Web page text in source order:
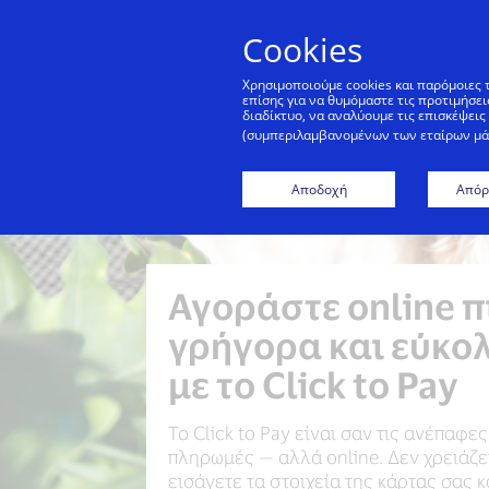
Αγοράστε online
γρήγορα και
με το Click to Pay
Το Click to Pay είναι σαν τις ανέπαφες
πληρωμές — αλλά online. Δεν
εισάγετε τα στοιχεία της κάρτας σας
Cookies
Χρησιμοποιούμε cookies και παρόμοιες
επίσης για να θυμόμαστε τις
διαδίκτυο, να αναλύουμε τις
(συμπεριλαμβανομένων των εταίρων
Αποδοχή